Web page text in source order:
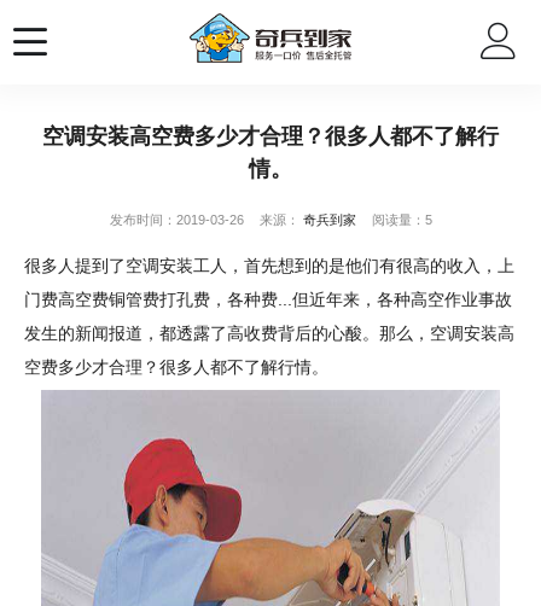
空调安装高空费多少才合理？很多人都不了解行
情。
发布时间：2019-03-26 来源： 奇兵到家 阅读量：5
很多人提到了空调安装工人，首先想到的是他们有很高的收入，上
门费高空费铜管费打孔费，各种费...但近年来，各种高空作业事故
发生的新闻报道，都透露了高收费背后的心酸。那么，空调安装高
空费多少才合理？很多人都不了解行情。